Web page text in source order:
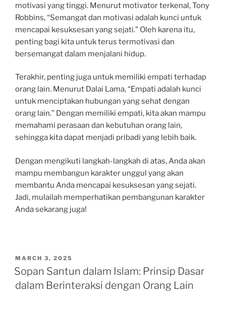
motivasi yang tinggi. Menurut motivator terkenal, Tony
Robbins, “Semangat dan motivasi adalah kunci untuk
mencapai kesuksesan yang sejati.” Oleh karena itu,
penting bagi kita untuk terus termotivasi dan
bersemangat dalam menjalani hidup.
Terakhir, penting juga untuk memiliki empati terhadap
orang lain. Menurut Dalai Lama, “Empati adalah kunci
untuk menciptakan hubungan yang sehat dengan
orang lain.” Dengan memiliki empati, kita akan mampu
memahami perasaan dan kebutuhan orang lain,
sehingga kita dapat menjadi pribadi yang lebih baik.
Dengan mengikuti langkah-langkah di atas, Anda akan
mampu membangun karakter unggul yang akan
membantu Anda mencapai kesuksesan yang sejati.
Jadi, mulailah memperhatikan pembangunan karakter
Anda sekarang juga!
POSTED
ON
MARCH 3, 2025
Sopan Santun dalam Islam: Prinsip Dasar
dalam Berinteraksi dengan Orang Lain